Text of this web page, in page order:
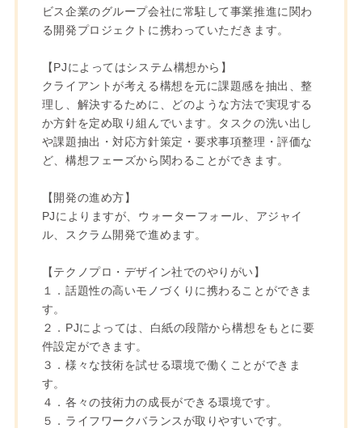
ビス企業のグループ会社に常駐して事業推進に関わ
る開発プロジェクトに携わっていただきます。
【PJによってはシステム構想から】
クライアントが考える構想を元に課題感を抽出、整
理し、解決するために、どのような方法で実現する
か方針を定め取り組んでいます。タスクの洗い出し
や課題抽出・対応方針策定・要求事項整理・評価な
ど、構想フェーズから関わることができます。
【開発の進め方】
PJによりますが、ウォーターフォール、アジャイ
ル、スクラム開発で進めます。
【テクノプロ・デザイン社でのやりがい】
１．話題性の高いモノづくりに携わることができま
す。
２．PJによっては、白紙の段階から構想をもとに要
件設定ができます。
３．様々な技術を試せる環境で働くことができま
す。
４．各々の技術力の成長ができる環境です。
５．ライフワークバランスが取りやすいです。